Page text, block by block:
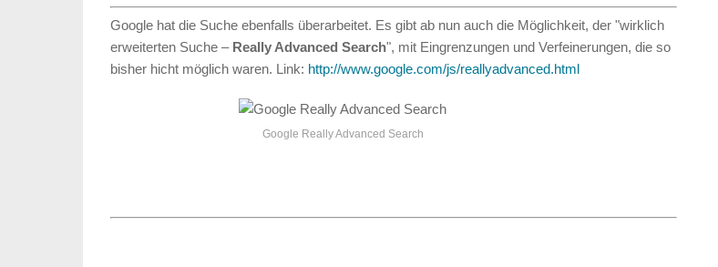
Google hat die Suche ebenfalls überarbeitet. Es gibt ab nun auch die Möglichkeit, der "wirklich
erweiterten Suche – Really Advanced Search", mit Eingrenzungen und Verfeinerungen, die so
bisher hicht möglich waren. Link: http://www.google.com/js/reallyadvanced.html
Google Really Advanced Search